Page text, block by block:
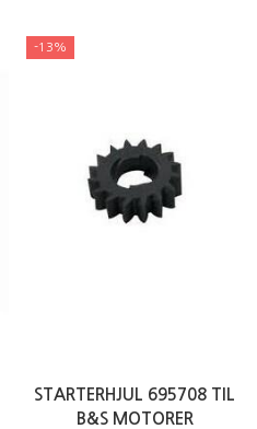
-13%
STARTERHJUL 695708 TIL
B&S MOTORER